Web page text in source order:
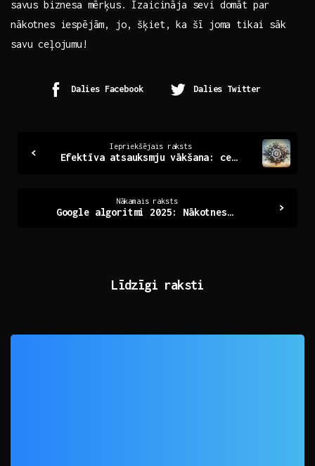
⁢savus biznesa mērķus.‌ Izaicināja‌ sevi domāt par
nākotnes iespējām, jo, šķiet,⁤ ka šī ⁢joma tikai sāk
savu​ ceļojumu!
Dalies Facebook Dalies Twitter
Reading
Iepriekšējais raksts
Efektīva atsauksmju vākšana: ceļš uz kvalitāti un izaugsmi
Nākamais raksts
Google algoritmi 2025: Nākotnes meklējumu revolucionārie soļi
Līdzīgi raksti